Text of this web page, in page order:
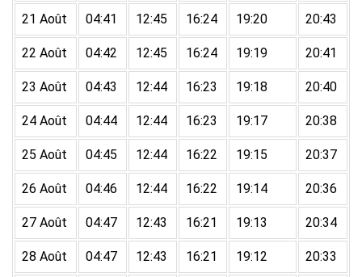
21 Août 04:41 12:45 16:24 19:20 20:43
22 Août 04:42 12:45 16:24 19:19 20:41
23 Août 04:43 12:44 16:23 19:18 20:40
24 Août 04:44 12:44 16:23 19:17 20:38
25 Août 04:45 12:44 16:22 19:15 20:37
26 Août 04:46 12:44 16:22 19:14 20:36
27 Août 04:47 12:43 16:21 19:13 20:34
28 Août 04:47 12:43 16:21 19:12 20:33